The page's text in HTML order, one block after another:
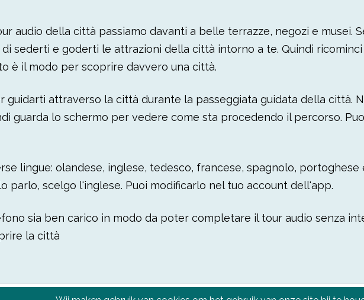
audio della città passiamo davanti a belle terrazze, negozi e musei.
sederti e goderti le attrazioni della città intorno a te. Quindi
è il modo per scoprire davvero una città.
guidarti attraverso la città durante la passeggiata guidata della città.
guarda lo schermo per vedere come sta procedendo il percorso.
lingue: olandese, inglese, tedesco, francese, spagnolo,
parlo, scelgo l'inglese. Puoi modificarlo nel tuo account dell'app.
sia ben carico in modo da poter completare il tour audio senza
la città